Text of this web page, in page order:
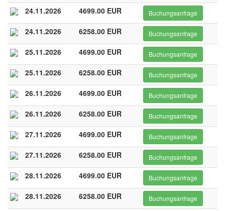
24.11.2026 4699.00 EUR Buchungsanfrage
24.11.2026 6258.00 EUR Buchungsanfrage
25.11.2026 4699.00 EUR Buchungsanfrage
25.11.2026 6258.00 EUR Buchungsanfrage
26.11.2026 4699.00 EUR Buchungsanfrage
26.11.2026 6258.00 EUR Buchungsanfrage
27.11.2026 4699.00 EUR Buchungsanfrage
27.11.2026 6258.00 EUR Buchungsanfrage
28.11.2026 4699.00 EUR Buchungsanfrage
28.11.2026 6258.00 EUR Buchungsanfrage